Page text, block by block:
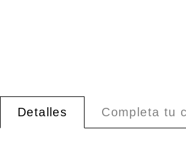
Detalles Completa tu